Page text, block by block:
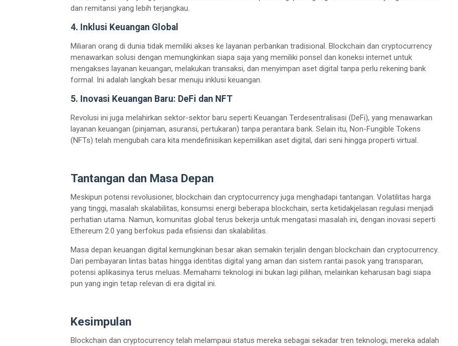
dan remitansi yang lebih terjangkau.
4. Inklusi Keuangan Global
Miliaran orang di dunia tidak memiliki akses ke layanan perbankan tradisional. Blockchain dan cryptocurrency
menawarkan solusi dengan memungkinkan siapa saja yang memiliki ponsel dan koneksi internet untuk
mengakses layanan keuangan, melakukan transaksi, dan menyimpan aset digital tanpa perlu rekening bank
formal. Ini adalah langkah besar menuju inklusi keuangan.
5. Inovasi Keuangan Baru: DeFi dan NFT
Revolusi ini juga melahirkan sektor-sektor baru seperti Keuangan Terdesentralisasi (DeFi), yang menawarkan
layanan keuangan (pinjaman, asuransi, pertukaran) tanpa perantara bank. Selain itu, Non-Fungible Tokens
(NFTs) telah mengubah cara kita mendefinisikan kepemilikan aset digital, dari seni hingga properti virtual.
Tantangan dan Masa Depan
Meskipun potensi revolusioner, blockchain dan cryptocurrency juga menghadapi tantangan. Volatilitas harga
yang tinggi, masalah skalabilitas, konsumsi energi beberapa blockchain, serta ketidakjelasan regulasi menjadi
perhatian utama. Namun, komunitas global terus bekerja untuk mengatasi masalah ini, dengan inovasi seperti
Ethereum 2.0 yang berfokus pada efisiensi dan skalabilitas.
Masa depan keuangan digital kemungkinan besar akan semakin terjalin dengan blockchain dan cryptocurrency.
Dari pembayaran lintas batas hingga identitas digital yang aman dan sistem rantai pasok yang transparan,
potensi aplikasinya terus meluas. Memahami teknologi ini bukan lagi pilihan, melainkan keharusan bagi siapa
pun yang ingin tetap relevan di era digital ini.
Kesimpulan
Blockchain dan cryptocurrency telah melampaui status mereka sebagai sekadar tren teknologi; mereka adalah